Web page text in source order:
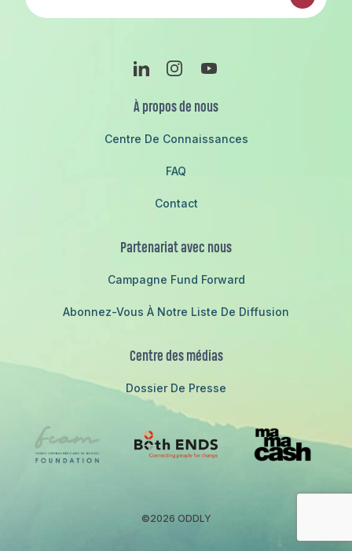
LinkedinInstagramYoutube
À propos de nous
Centre De Connaissances
FAQ
Contact
Partenariat avec nous
Campagne Fund Forward
Abonnez-Vous À Notre Liste De Diffusion
Centre des médias
Dossier De Presse
©2026 ODDLY